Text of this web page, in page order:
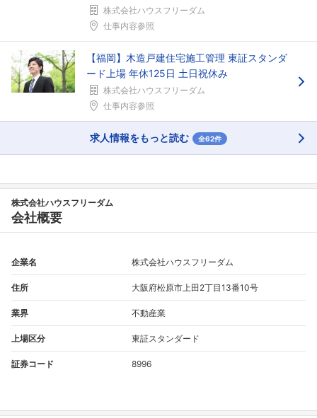
株式会社ハウスフリーダム
仕事内容参照
【福岡】木造戸建住宅施工管理 東証スタンダ
ード上場 年休125日 土日祝休み
株式会社ハウスフリーダム
仕事内容参照
求人情報をもっと読む 全62件
株式会社ハウスフリーダム
会社概要
企業名 株式会社ハウスフリーダム
住所 大阪府松原市上田2丁目13番10号
業界 不動産業
上場区分 東証スタンダード
証券コード 8996